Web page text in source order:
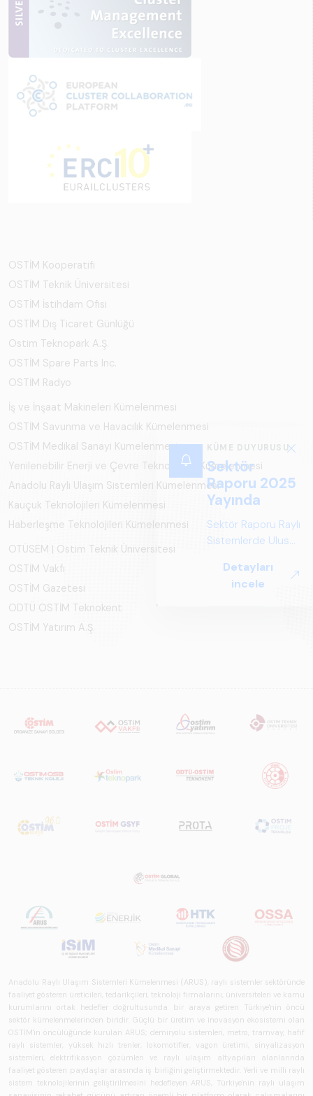
OSTİM Kooperatifi
OSTİM Teknik Üniversitesi
OSTİM İstihdam Ofisi
OSTİM Dış Ticaret Günlüğü
Ostim Teknopark A.Ş.
OSTİM Spare Parts Inc.
OSTİM Radyo
İş ve İnşaat Makineleri Kümelenmesi
OSTİM Savunma ve Havacılık Kümelenmesi
OSTİM Medikal Sanayi Kümelenmesi
Yenilenebilir Enerji ve Çevre Teknolojileri Kümelenmesi
Anadolu Raylı Ulaşım Sistemleri Kümelenmesi
Kauçuk Teknolojileri Kümelenmesi
Haberleşme Teknolojileri Kümelenmesi
OTÜSEM | Ostim Teknik Üniversitesi
OSTİM Vakfı
OSTİM Gazetesi
ODTÜ OSTİM Teknokent
OSTİM Yatırım A.Ş.
Anadolu Raylı Ulaşım Sistemleri Kümelenmesi (ARUS), raylı sistemler sektöründe
faaliyet gösteren üreticileri, tedarikçileri, teknoloji firmalarını, üniversiteleri ve kamu
kurumlarını ortak hedefler doğrultusunda bir araya getiren Türkiye'nin öncü
sektör kümelenmelerinden biridir. Güçlü bir üretim ve inovasyon ekosistemi olan
OSTİM'in öncülüğünde kurulan ARUS; demiryolu sistemleri, metro, tramvay, hafif
raylı sistemler, yüksek hızlı trenler, lokomotifler, vagon üretimi, sinyalizasyon
sistemleri, elektrifikasyon çözümleri ve raylı ulaşım altyapıları alanlarında
faaliyet gösteren paydaşlar arasında iş birliğini geliştirmektedir. Yerli ve milli raylı
sistem teknolojilerinin geliştirilmesini hedefleyen ARUS, Türkiye'nin raylı ulaşım